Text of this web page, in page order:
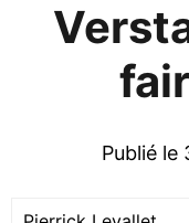
Publié le